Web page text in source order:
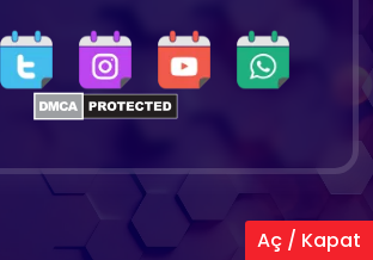
Aç / Kapat